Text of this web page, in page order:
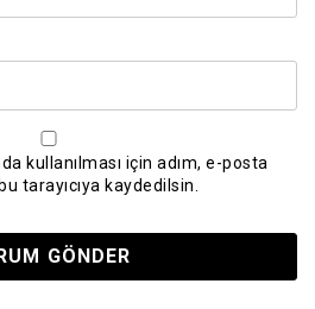
kullanılması için adım, e-posta
tarayıcıya kaydedilsin.